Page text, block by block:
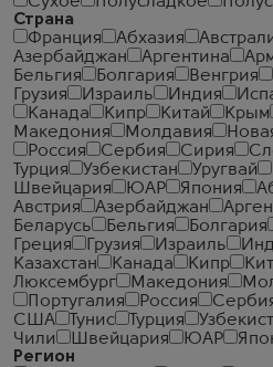
Страна
Франция
Абхазия
Азербайджан
Аргентина
Бельгия
Болгария Венгрия
Грузия
Израиль Индия
Канада
Кипр Китай Крым
Македония
Молдавия
Россия
Сербия Сирия
Турция
Узбекистан Уругвай
Швейцария
ЮАР Япония
Австрия
Азербайджан
Беларусь
Бельгия Болгария
Греция
Грузия Израиль
Казахстан
Канада Кипр
Люксембург
Македония
Португалия
Россия
США
Тунис Турция
Чили
Швейцария ЮАР
Регион